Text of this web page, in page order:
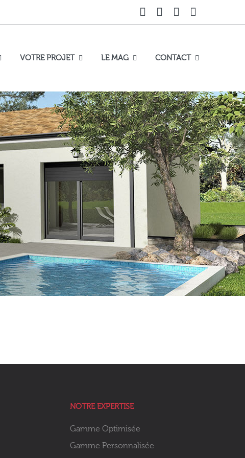
VOTRE PROJET LE MAG CONTACT
NOTRE EXPERTISE
Gamme Optimisée
Gamme Personnalisée